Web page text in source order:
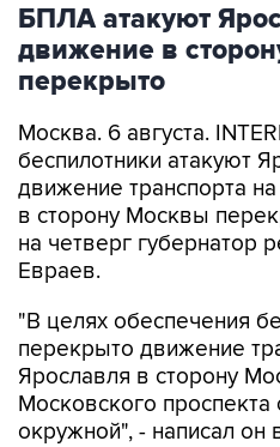
БПЛА атакуют
движение в
перекрыто
Москва. 6 августа.
беспилотники атакуют
движение транспорта
в сторону Москвы
на четверг губернатор
Евраев.
"В целях обеспечения
перекрыто движение
Ярославля в сторону
Московского
окружной", - написал он